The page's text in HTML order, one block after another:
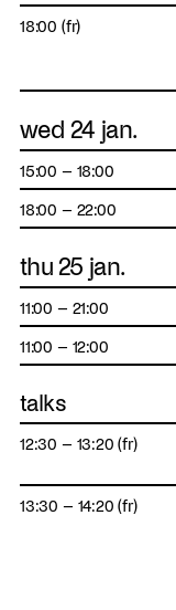
18:00 (fr)
wed 24 jan.
15:00 – 18:00
18:00 – 22:00
thu 25 jan.
11:00 – 21:00
11:00 – 12:00
talks
12:30 – 13:20 (fr)
13:30 – 14:20 (fr)